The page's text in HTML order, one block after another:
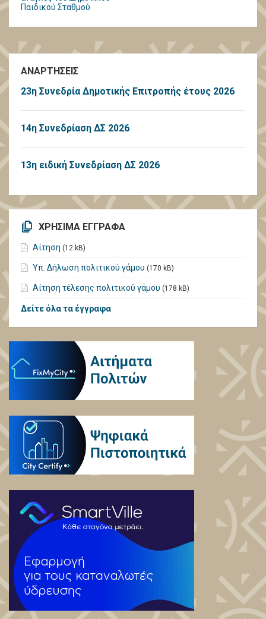
Παιδικού Σταθμού
ΑΝΑΡΤΗΣΕΙΣ
23η Συνεδρία Δημοτικής Επιτροπής έτους 2026
14η Συνεδρίαση ΔΣ 2026
13η ειδική Συνεδρίαση ΔΣ 2026
ΧΡΗΣΙΜΑ ΕΓΓΡΑΦΑ
Αίτηση (12 kB)
Υπ. Δήλωση πολιτικού γάμου (170 kB)
Αίτηση τέλεσης πολιτικού γάμου (178 kB)
Δείτε όλα τα έγγραφα